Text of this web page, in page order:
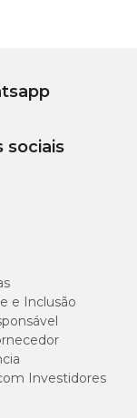
e Inclusão
Investidores
sociais